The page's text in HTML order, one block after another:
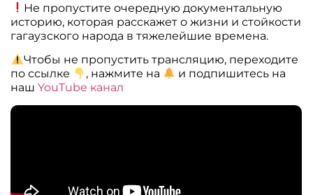
Не пропустите очередную документальную
историю, которая расскажет о жизни и стойкости
гагаузского народа в тяжелейшие времена.
Чтобы не пропустить трансляцию, переходите
по ссылке
, нажмите на
и подпишитесь на
нашYouTube канал